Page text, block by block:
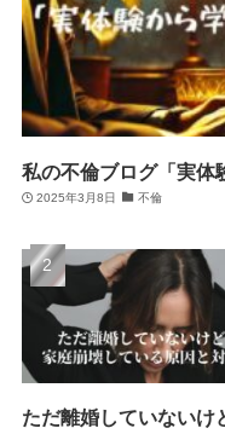
私の不倫ブログ「実体
2025年3月8日 不倫
ただ離婚していないけ